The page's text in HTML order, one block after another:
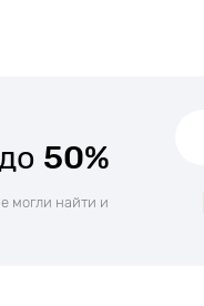
50%
могли найти и